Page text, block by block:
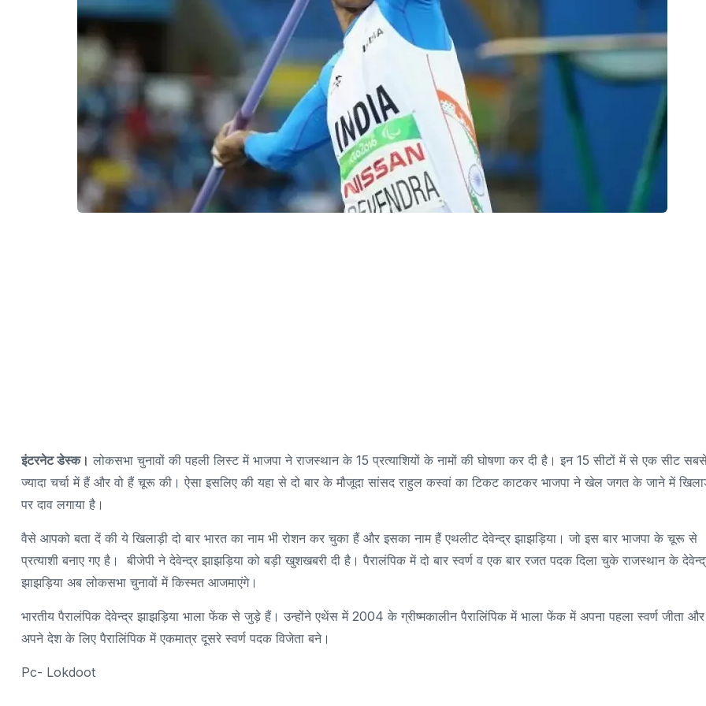
इंटरनेट डेस्क। लोकसभा चुनावों की पहली लिस्ट में भाजपा ने राजस्थान के 15 प्रत्याशियों के नामों की घोषणा कर दी है। इन 15 सीटों में से एक सीट
ज्यादा चर्चा में हैं और वो हैं चूरू की। ऐसा इसलिए की यहा से दो बार के मौजूदा सांसद राहुल कस्वां का टिकट काटकर भाजपा ने खेल जगत के जाने में
पर दाव लगाया है।
वैसे आपको बता दें की ये खिलाड़ी दो बार भारत का नाम भी रोशन कर चुका हैं और इसका नाम हैं एथलीट देवेन्द्र झाझड़िया। जो इस बार भाजपा के चूरू से
प्रत्याशी बनाए गए है। बीजेपी ने देवेन्द्र झाझड़िया को बड़ी खुशखबरी दी है। पैरालंपिक में दो बार स्वर्ण व एक बार रजत पदक दिला चुके राजस्थान के
झाझड़िया अब लोकसभा चुनावों में किस्मत आजमाएंगे।
भारतीय पैरालंपिक देवेन्द्र झाझड़िया भाला फेंक से जुड़े हैं। उन्होंने एथेंस में 2004 के ग्रीष्मकालीन पैरालिंपिक में भाला फेंक में अपना पहला स्वर्ण जीता और
अपने देश के लिए पैरालिंपिक में एकमात्र दूसरे स्वर्ण पदक विजेता बने।
Pc- Lokdoot